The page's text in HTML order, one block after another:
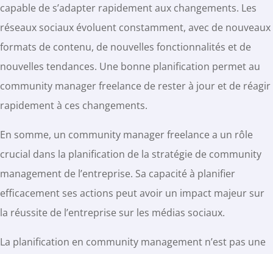
capable de s’adapter rapidement aux changements. Les
réseaux sociaux évoluent constamment, avec de nouveaux
formats de contenu, de nouvelles fonctionnalités et de
nouvelles tendances. Une bonne planification permet au
community manager freelance de rester à jour et de réagir
rapidement à ces changements.
En somme, un community manager freelance a un rôle
crucial dans la planification de la stratégie de community
management de l’entreprise. Sa capacité à planifier
efficacement ses actions peut avoir un impact majeur sur
la réussite de l’entreprise sur les médias sociaux.
La planification en community management n’est pas une